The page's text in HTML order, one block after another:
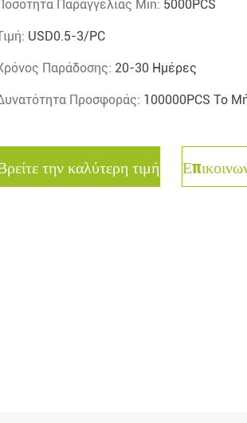
Παραγγελίας Min: 5000PCS
USD0.5-3/PC
Παράδοσης: 20-30 Ημέρες
Προσφοράς: 100000PCS Το
την καλύτερη τιμή